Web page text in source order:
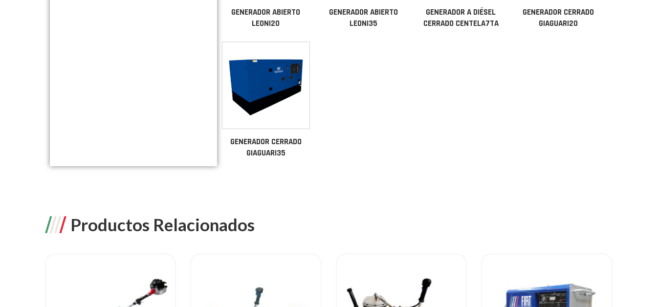
GENERADOR ABIERTO
LEONI20
GENERADOR ABIERTO
LEONI35
GENERADOR A DIÉSEL
CERRADO CENTELA7TA
GENERADOR CERRADO
GIAGUARI20
GENERADOR CERRADO
GIAGUARI35
Productos Relacionados